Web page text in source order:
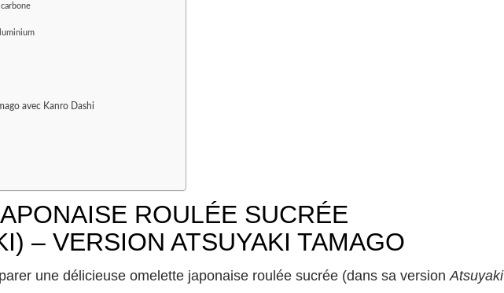
avec Kanro Dashi
ROULÉE SUCRÉE
– VERSION ATSUYAKI TAMAGO
une délicieuse omelette japonaise roulée sucrée (dans sa version Atsuyaki